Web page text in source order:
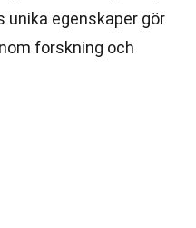
unika egenskaper gör
forskning och